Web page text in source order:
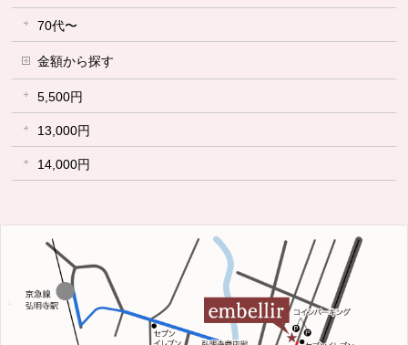
70代〜
金額から探す
5,500円
13,000円
14,000円